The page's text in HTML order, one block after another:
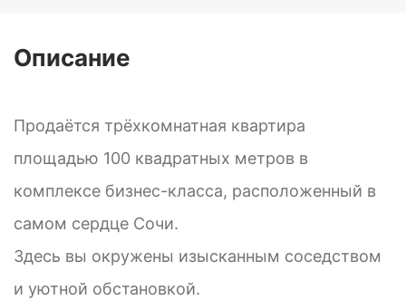
Описание
Продаётся трёхкомнатная квартира
площадью 100 квадратных метров в
комплексе бизнес-класса, расположенный в
самом сердце Сочи.
Здесь вы окружены изысканным соседством
и уютной обстановкой.